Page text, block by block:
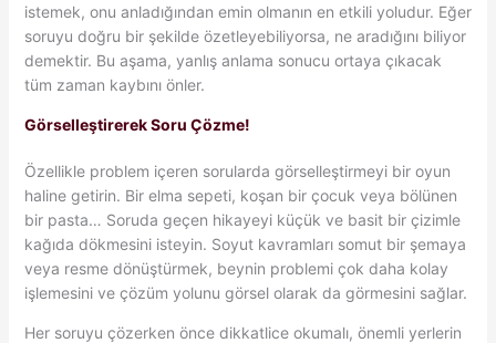
istemek, onu anladığından emin olmanın en etkili yoludur. Eğer
soruyu doğru bir şekilde özetleyebiliyorsa, ne aradığını biliyor
demektir. Bu aşama, yanlış anlama sonucu ortaya çıkacak
tüm zaman kaybını önler.
Görselleştirerek Soru Çözme!
Özellikle problem içeren sorularda görselleştirmeyi bir oyun
haline getirin. Bir elma sepeti, koşan bir çocuk veya bölünen
bir pasta… Soruda geçen hikayeyi küçük ve basit bir çizimle
kağıda dökmesini isteyin. Soyut kavramları somut bir şemaya
veya resme dönüştürmek, beynin problemi çok daha kolay
işlemesini ve çözüm yolunu görsel olarak da görmesini sağlar.
Her soruyu çözerken önce dikkatlice okumalı, önemli yerlerin